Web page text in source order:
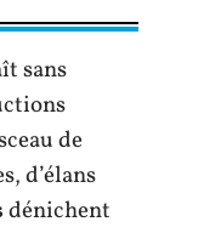
sans
de
d’élans
dénichent